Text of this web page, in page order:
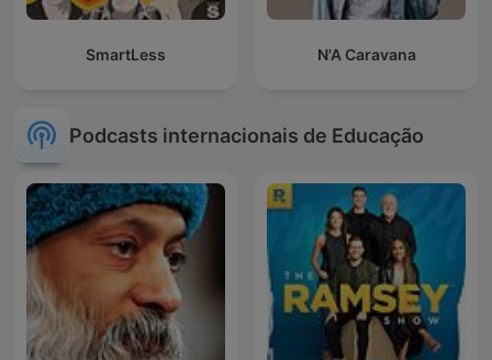
SmartLess N'A Caravana
Podcasts internacionais de Educação